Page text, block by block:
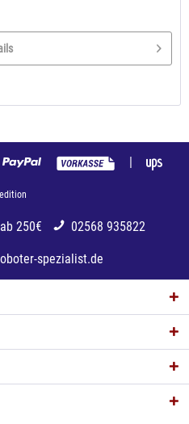
|
250€ 02568 935822
spezialist.de